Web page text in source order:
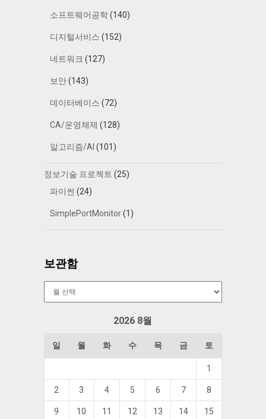
소프트웨어공학(140)
디지털서비스 (152)
네트워크 (127)
보안(143)
데이터베이스 (72)
CA/운영체제 (128)
알고리즘/AI (101)
정보기술 프로젝트 (25)
파이썬 (24)
SimplePortMonitor(1)
보관함
2026 8월
일 월 화 수 목 금 토
1
2 3 4 5 6 7 8
9 10 11 12 13 14 15